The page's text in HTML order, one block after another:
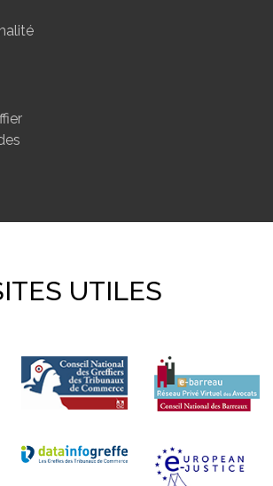
UTILES